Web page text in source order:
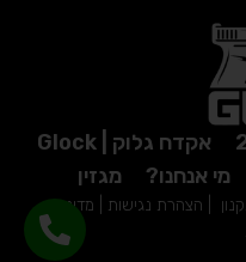
אקדח גלוק | Glock
מי אנחנו? מגזין
הצהרת נגישות
מדיניות